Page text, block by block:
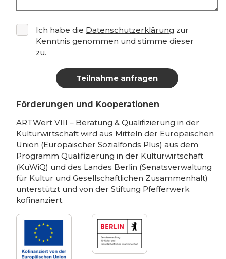
Ich habe die Datenschutzerklärung zur
Kenntnis genommen und stimme dieser
zu.
Förderungen und Kooperationen
ARTWert VIII – Beratung & Qualifizierung in der
Kulturwirtschaft wird aus Mitteln der Europäischen
Union (Europäischer Sozialfonds Plus) aus dem
Programm Qualifizierung in der Kulturwirtschaft
(KuWiQ) und des Landes Berlin (Senatsverwaltung
für Kultur und Gesellschaftlichen Zusammenhalt)
unterstützt und von der Stiftung Pfefferwerk
kofinanziert.